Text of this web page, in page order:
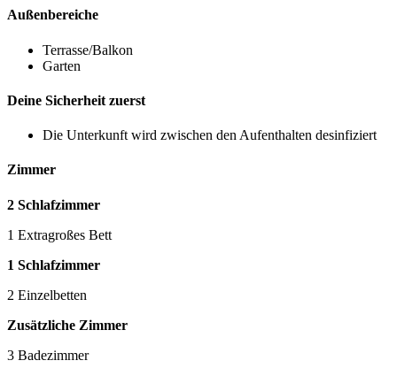
Außenbereiche
Terrasse/Balkon
Garten
Deine Sicherheit zuerst
Die Unterkunft wird zwischen den Aufenthalten desinfiziert
Zimmer
2 Schlafzimmer
1 Extragroßes Bett
1 Schlafzimmer
2 Einzelbetten
Zusätzliche Zimmer
3 Badezimmer